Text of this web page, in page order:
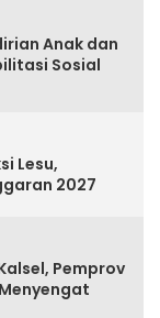
Anak dan
Sosial
Lesu,
2027
Pemprov